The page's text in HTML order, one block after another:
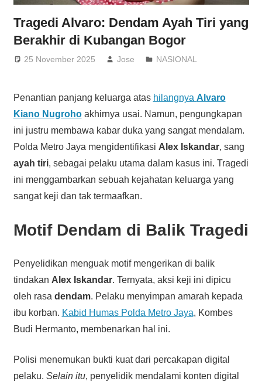
Tragedi Alvaro: Dendam Ayah Tiri yang
Berakhir di Kubangan Bogor
25 November 2025 Jose NASIONAL
Penantian panjang keluarga atas hilangnya Alvaro
Kiano Nugrohoakhirnya usai. Namun, pengungkapan
ini justru membawa kabar duka yang sangat mendalam.
Polda Metro Jaya mengidentifikasi Alex Iskandar, sang
ayah tiri, sebagai pelaku utama dalam kasus ini. Tragedi
ini menggambarkan sebuah kejahatan keluarga yang
sangat keji dan tak termaafkan.
Motif Dendam di Balik Tragedi
Penyelidikan menguak motif mengerikan di balik
tindakan Alex Iskandar. Ternyata, aksi keji ini dipicu
oleh rasa dendam. Pelaku menyimpan amarah kepada
ibu korban. Kabid Humas Polda Metro Jaya, Kombes
Budi Hermanto, membenarkan hal ini.
Polisi menemukan bukti kuat dari percakapan digital
pelaku. Selain itu, penyelidik mendalami konten digital